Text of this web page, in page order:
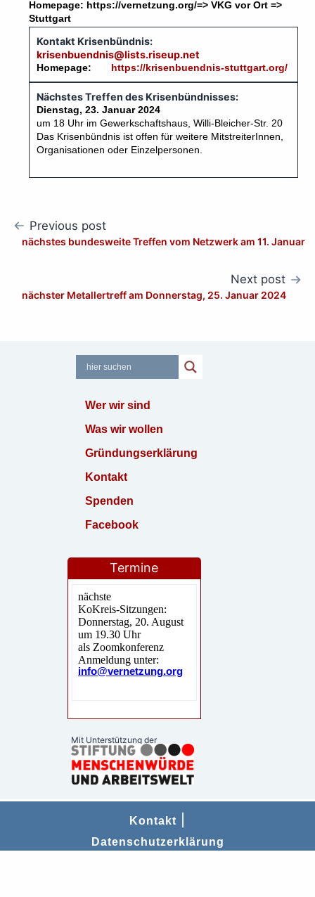
Homepage: https://vernetzung.org/=> VKG vor Ort =>
Stuttgart
Kontakt Krisenbündnis:
krisenbuendnis@lists.riseup.net
Homepage: https://krisenbuendnis-stuttgart.org/
Nächstes Treffen des Krisenbündnisses:
Dienstag, 23. Januar 2024
um 18 Uhr im Gewerkschaftshaus, Willi-Bleicher-Str. 20
Das Krisenbündnis ist offen für weitere MitstreiterInnen,
Organisationen oder Einzelpersonen.
Post
navigation
Previous post
nächstes bundesweite Treffen vom Netzwerk am 11. Januar
Next post
nächster Metallertreff am Donnerstag, 25. Januar 2024
Wer wir sind
Was wir wollen
Gründungserklärung
Kontakt
Spenden
Facebook
Termine
Mit Unterstützung der
Kontakt
Datenschutzerklärung